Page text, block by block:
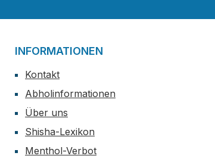
INFORMATIONEN
Kontakt
Abholinformationen
Über uns
Shisha-Lexikon
Menthol-Verbot